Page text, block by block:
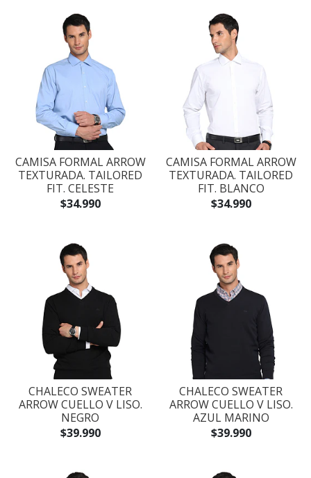
CAMISA FORMAL ARROW
TEXTURADA. TAILORED
FIT. CELESTE
$34.990
CAMISA FORMAL ARROW
TEXTURADA. TAILORED
FIT. BLANCO
$34.990
CHALECO SWEATER
ARROW CUELLO V LISO.
NEGRO
$39.990
CHALECO SWEATER
ARROW CUELLO V LISO.
AZUL MARINO
$39.990